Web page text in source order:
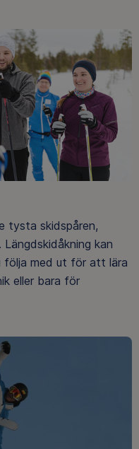
tysta skidspåren,
kan
följa med ut för att lära
eller bara för